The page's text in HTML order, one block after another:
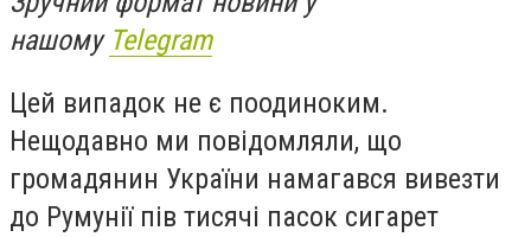
нашому Telegram
Цей випадок не є поодиноким.
Нещодавно ми повідомляли, що
громадянин України намагався вивезти
до Румунії пів тисячі пасок сигарет